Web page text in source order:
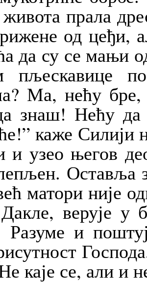
живота прала
од цеђи,
да су се мањи
пљескавице
Ма, нећу
знаш! Нећу да
каже Силији
и узео његов
Оставља
матори није
верује у
Разуме и
каје се, али и